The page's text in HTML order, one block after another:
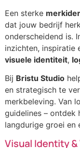
Een sterke
dat jouw bedrijf
onderscheidend is.
inzichten, inspiratie
visuele identiteit,
Bij Bristu Studio
en strategisch te
merkbeleving. Van
guidelines – ontdek
langdurige groei en
Visual Identity &